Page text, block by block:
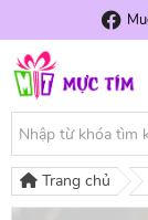
Trang chủ